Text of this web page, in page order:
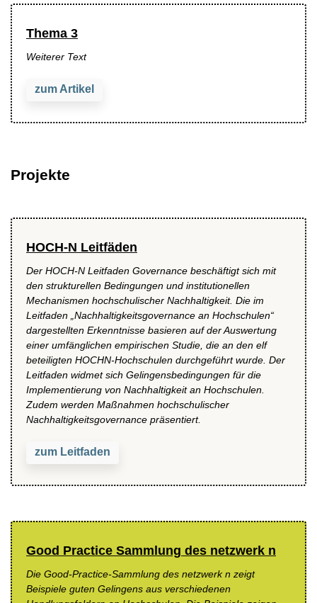
Thema 3
Weiterer Text
zum Artikel
Projekte
HOCH-N Leitfäden
Der HOCH-N Leitfaden Governance beschäftigt sich mit
den strukturellen Bedingungen und institutionellen
Mechanismen hochschulischer Nachhaltigkeit. Die im
Leitfaden „Nachhaltigkeitsgovernance an Hochschulen“
dargestellten Erkenntnisse basieren auf der Auswertung
einer umfänglichen empirischen Studie, die an den elf
beteiligten HOCHN-Hochschulen durchgeführt wurde. Der
Leitfaden widmet sich Gelingensbedingungen für die
Implementierung von Nachhaltigkeit an Hochschulen.
Zudem werden Maßnahmen hochschulischer
Nachhaltigkeitsgovernance präsentiert.
zum Leitfaden
Good Practice Sammlung des netzwerk n
Die Good-Practice-Sammlung des netzwerk n zeigt
Beispiele guten Gelingens aus verschiedenen